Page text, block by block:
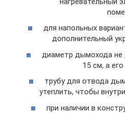
для напольных
дополнительный
диаметр дымохода
15 см, а
трубу для отвода
утеплить, чтобы
при наличии в